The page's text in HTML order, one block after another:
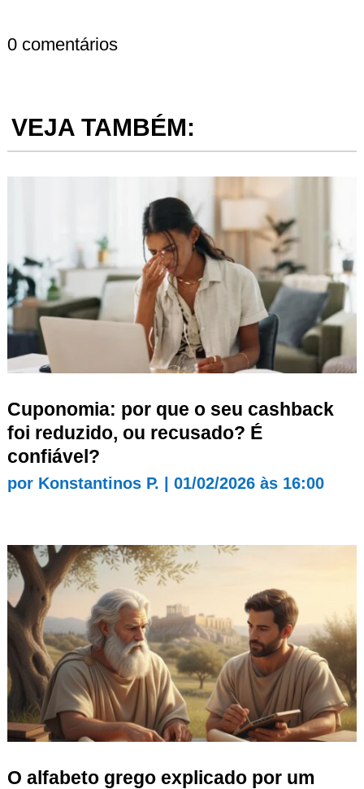
0 comentários
VEJA TAMBÉM:
Cuponomia: por que o seu cashback
foi reduzido, ou recusado? É
confiável?
por Konstantinos P. 01/02/2026 às 16:00
O alfabeto grego explicado por um